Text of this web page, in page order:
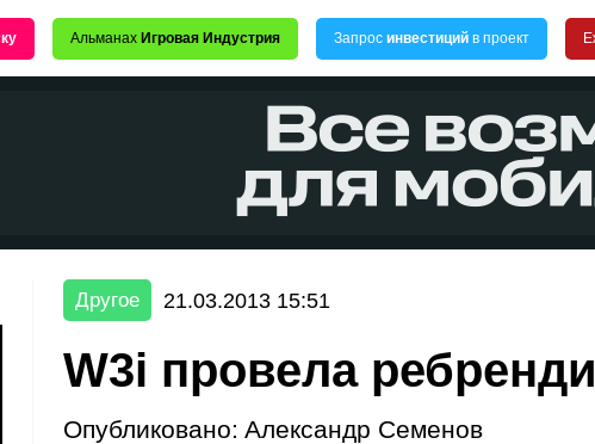
Альманах Игровая Индустрия Запрос инвестиций в проект
Другое 21.03.2013 15:51
W3i провела
Опубликовано: Александр Семенов